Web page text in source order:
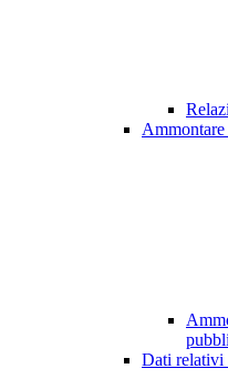
Dati relativi